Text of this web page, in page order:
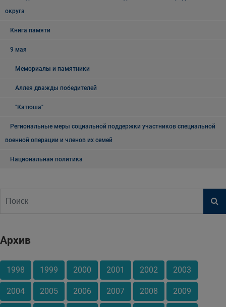
округа
Книга памяти
9 мая
Мемориалы и памятники
Аллея дважды победителей
"Катюша"
Региональные меры социальной поддержки участников специальной
военной операции и членов их семей
Национальная политика
Архив
1998 1999 2000 2001 2002 2003
2004 2005 2006 2007 2008 2009